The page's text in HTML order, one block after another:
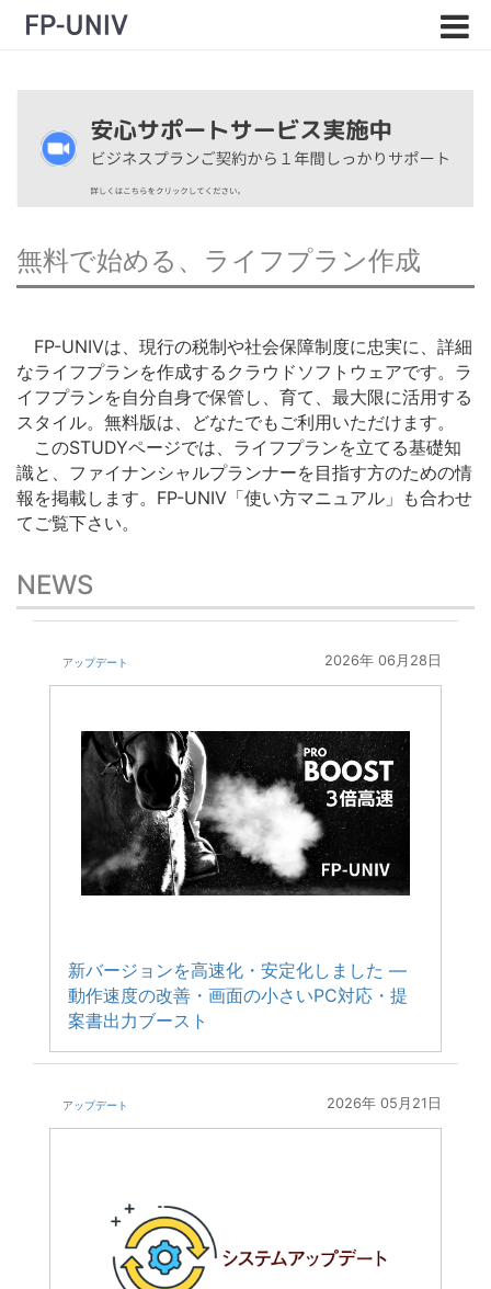
無料で始める、ライフプラン作成
FP-UNIVは、現行の税制や社会保障制度に忠実に、詳細
なライフプランを作成するクラウドソフトウェアです。ラ
イフプランを自分自身で保管し、育て、最大限に活用する
スタイル。無料版は、どなたでもご利用いただけます。
このSTUDYページでは、ライフプランを立てる基礎知
識と、ファイナンシャルプランナーを目指す方のための情
報を掲載します。FP-UNIV「使い方マニュアル」も合わせ
てご覧下さい。
NEWS
アップデート 2026年 06月28日
新バージョンを高速化・安定化しました —
動作速度の改善・画面の小さいPC対応・提
案書出力ブースト
アップデート 2026年 05月21日